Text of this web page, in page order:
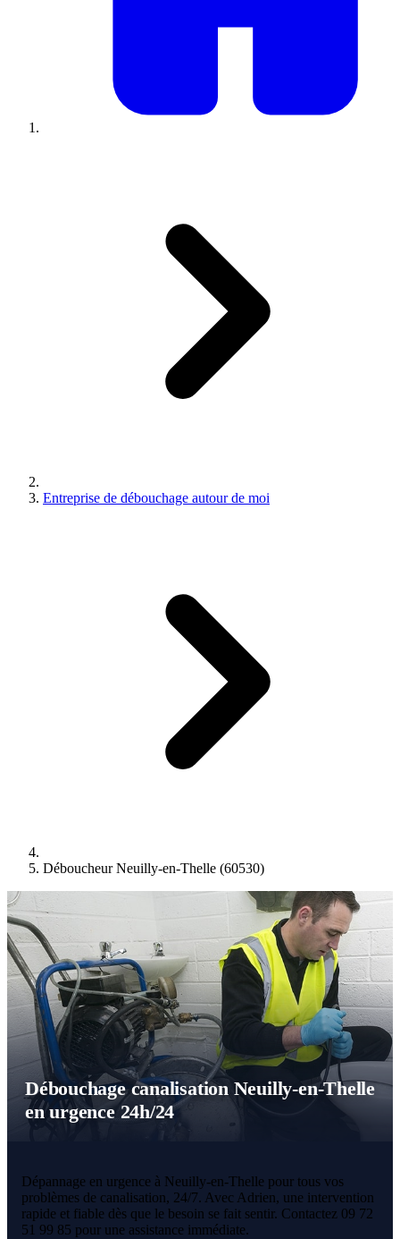
Entreprise de débouchage autour de moi
Déboucheur Neuilly-en-Thelle (60530)
Débouchage canalisation Neuilly-en-Thelle
en urgence 24h/24
Dépannage en urgence à Neuilly-en-Thelle pour tous vos
problèmes de canalisation, 24/7. Avec Adrien, une intervention
rapide et fiable dès que le besoin se fait sentir. Contactez 09 72
51 99 85 pour une assistance immédiate.